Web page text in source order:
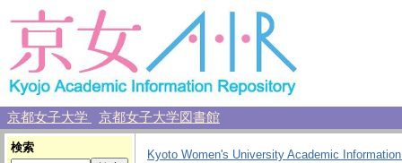
京都女子大学 京都女子大学図書館
検索
Kyoto Women's University Academic